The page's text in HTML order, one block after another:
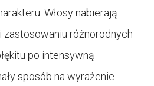
Włosy nabierają
różnorodnych
po intensywną
sposób na wyrażenie